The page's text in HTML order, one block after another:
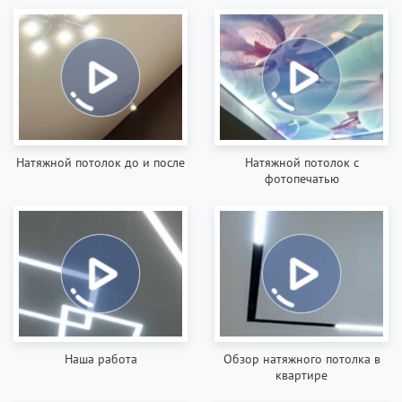
Натяжной потолок до и после
Натяжной потолок с
фотопечатью
Наша работа
Обзор натяжного потолка в
квартире